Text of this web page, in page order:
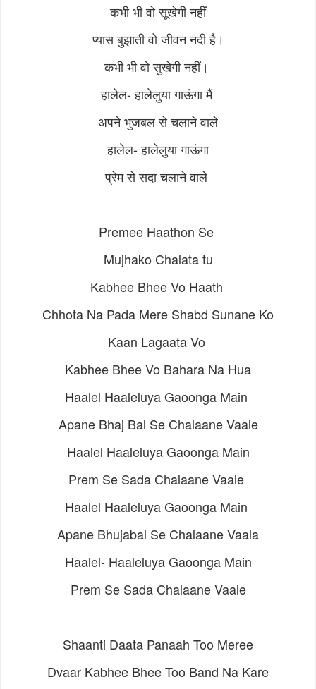
कभी भी वो सूखेगी नहीं
प्यास बुझाती वो जीवन नदी है।
कभी भी वो सुखेगी नहीं।
हालेल- हालेलुया गाऊंगा मैं
अपने भुजबल से चलाने वाले
हालेल- हालेलुया गाऊंगा
प्रेम से सदा चलाने वाले
Premee Haathon Se
Mujhako Chalata tu
Kabhee Bhee Vo Haath
Chhota Na Pada Mere Shabd Sunane Ko
Kaan Lagaata Vo
Kabhee Bhee Vo Bahara Na Hua
Haalel Haaleluya Gaoonga Main
Apane Bhaj Bal Se Chalaane Vaale
Haalel Haaleluya Gaoonga Main
Prem Se Sada Chalaane Vaale
Haalel Haaleluya Gaoonga Main
Apane Bhujabal Se Chalaane Vaala
Haalel- Haaleluya Gaoonga Main
Prem Se Sada Chalaane Vaale
Shaanti Daata Panaah Too Meree
Dvaar Kabhee Bhee Too Band Na Kare